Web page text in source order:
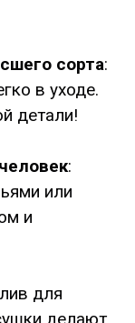
сорта:
в уходе.
детали!
:
или
и
для